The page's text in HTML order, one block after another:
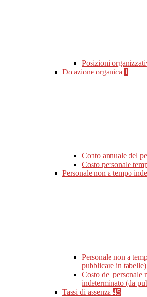
Posizioni
Dotazione organica 1
Conto annuale del
Costo personale
Personale non a tempo
Personale non a
pubblicare in tabelle)
Costo del personale
indeterminato (da
Tassi di assenza 45